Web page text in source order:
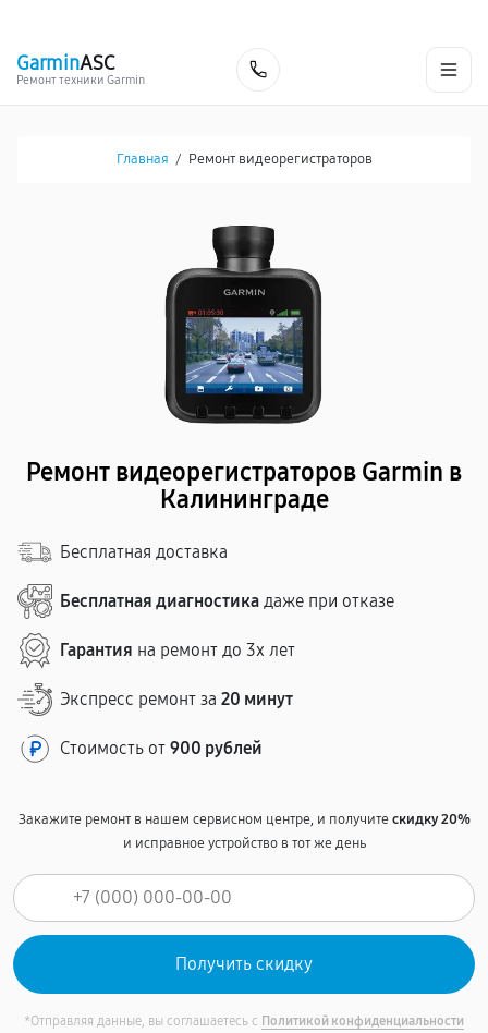
GarminASC
Ремонт техники Garmin
Главная / Ремонт видеорегистраторов
Ремонт видеорегистраторов Garmin в
Калининграде
Бесплатная доставка
Бесплатная диагностика даже при отказе
Гарантия на ремонт до 3х лет
Экспресс ремонт за 20 минут
Стоимость от 900 рублей
Закажите ремонт в нашем сервисном центре, и получитескидку 20%
и исправное устройство в тот же день
*Отправляя данные, вы соглашаетесь с Политикой конфиденциальности